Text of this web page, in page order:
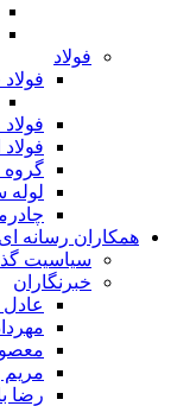
فولاد
گروه
لوله
همکاران رسانه ای
سیاسیت
خبرنگاران
عادل
مریم
رضا